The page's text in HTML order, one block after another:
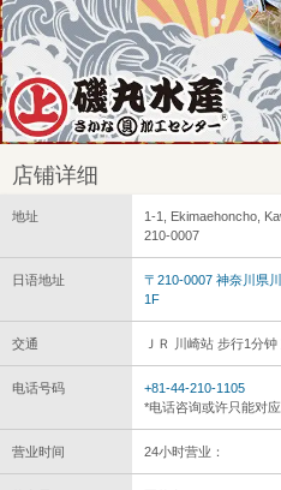
店铺详细
地址
1-1, Ekimaehoncho,
210-0007
日语地址
〒210-0007 神奈川県
1F
交通 ＪＲ 川崎站 步行1分
电话号码
+81-44-210-1105
*电话咨询或许只能对
营业时间 24小时营业：